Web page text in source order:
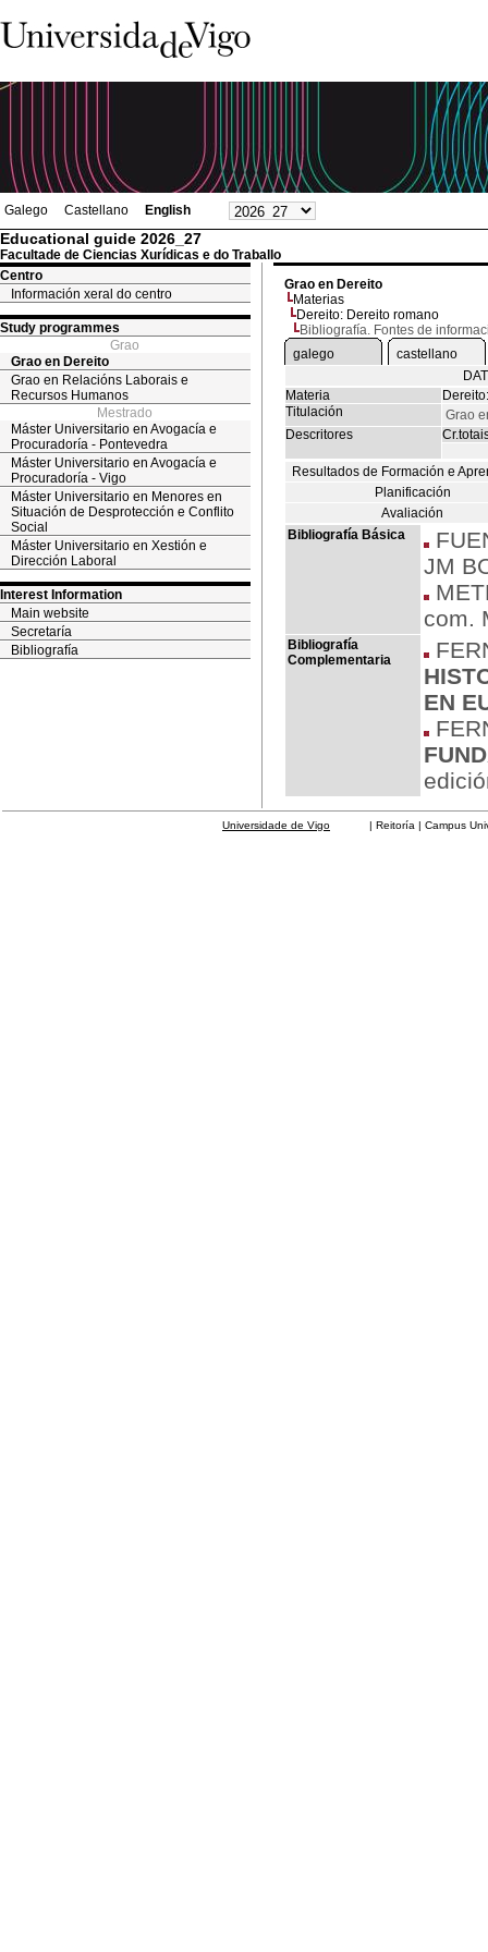
Galego Castellano English
Educational guide 2026_27
Facultade de Ciencias Xurídicas e do Traballo
Centro
Información xeral do centro
Study programmes
Grao
Grao en Dereito
Grao en Relacións Laborais e
Recursos Humanos
Mestrado
Máster Universitario en Avogacía e
Procuradoría - Pontevedra
Máster Universitario en Avogacía e
Procuradoría - Vigo
Máster Universitario en Menores en
Situación de Desprotección e Conflito
Social
Máster Universitario en Xestión e
Dirección Laboral
Interest Information
Main website
Secretaría
Bibliografía
Grao en Dereito
Materias
Dereito: Dereito romano
Bibliografía. Fontes de
galego
castellano
Materia
Titulación
Grao
Descritores
Resultados de Formación e
Planificación
Avaliación
Bibliografía Básica
JM
com.
Bibliografía
Complementaria
EN
Universidade de Vigo | Reitoría | Campus